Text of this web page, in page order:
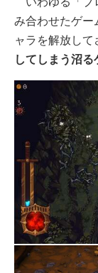
み合わせたゲー
ャラを解放し
してしまう沼る